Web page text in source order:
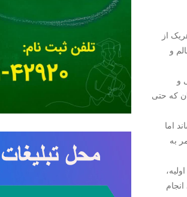
از
و
و
که حتی
اما
به